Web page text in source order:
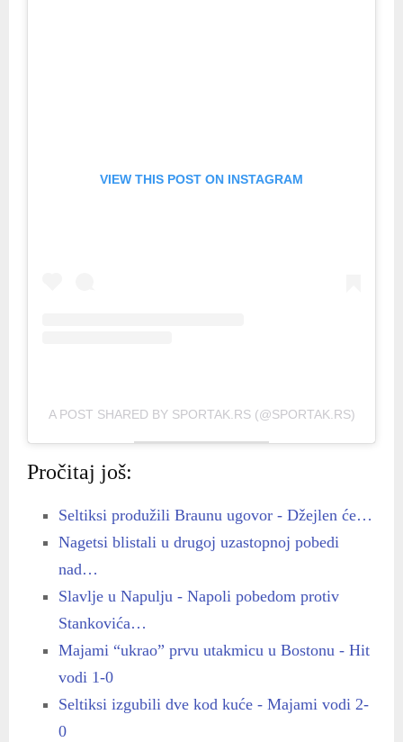
VIEW THIS POST ON INSTAGRAM
A POST SHARED BY SPORTAK.RS (@SPORTAK.RS)
Pročitaj još:
Seltiksi produžili Braunu ugovor - Džejlen će…
Nagetsi blistali u drugoj uzastopnoj pobedi
nad…
Slavlje u Napulju - Napoli pobedom protiv
Stankovića…
Majami “ukrao” prvu utakmicu u Bostonu - Hit
vodi 1-0
Seltiksi izgubili dve kod kuće - Majami vodi 2-
0